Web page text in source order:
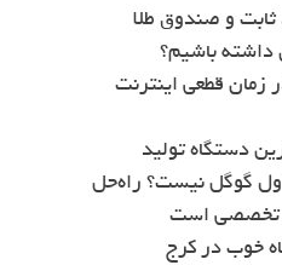
و صندوق طلا
باشیم؟
قطعی اینترنت
دستگاه تولید
گوگل نیست؟ راه‌حل
تخصصی است
خوب در کرج